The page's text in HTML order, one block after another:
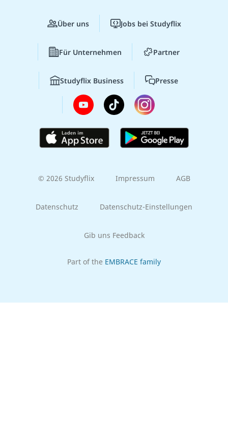
Über uns Jobs bei Studyflix
Für Unternehmen Partner
Studyflix Business Presse
© 2026 Studyflix Impressum AGB
Datenschutz Datenschutz-Einstellungen
Gib uns Feedback
Part of the EMBRACE family